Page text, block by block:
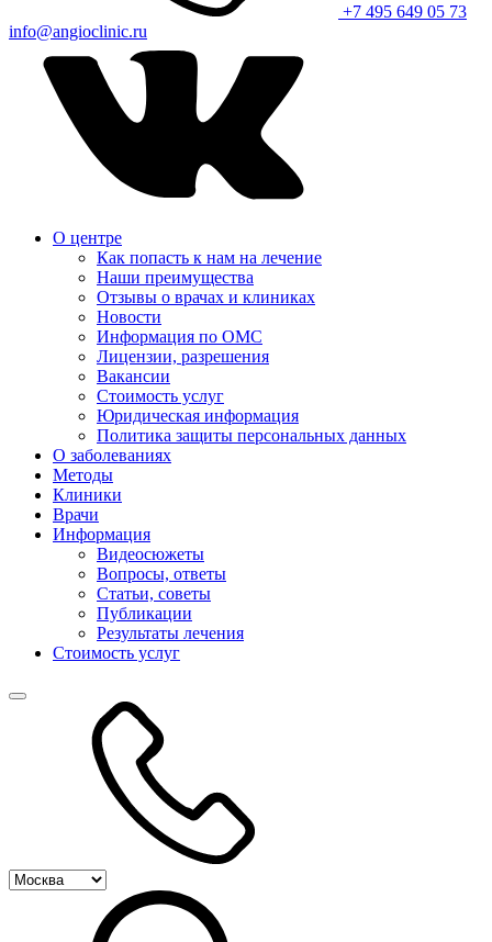
+7 495 649 05 73
info@angioclinic.ru
О центре
Как попасть к нам на лечение
Наши преимущества
Отзывы о врачах и клиниках
Новости
Информация по ОМС
Лицензии, разрешения
Вакансии
Стоимость услуг
Юридическая информация
Политика защиты персональных данных
О заболеваниях
Методы
Клиники
Врачи
Информация
Видеосюжеты
Вопросы, ответы
Статьи, советы
Публикации
Результаты лечения
Стоимость услуг